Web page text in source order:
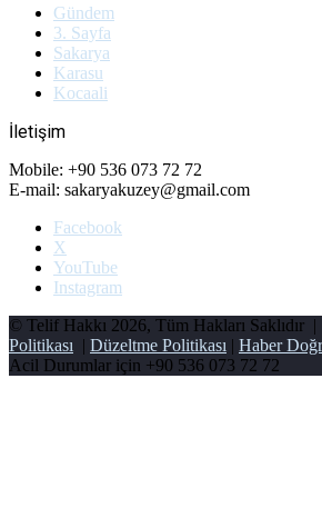
Gündem
3. Sayfa
Sakarya
Karasu
Kocaali
İletişim
Mobile: +90 536 073 72 72
E-mail: sakaryakuzey@gmail.com
Facebook
X
YouTube
Instagram
© Telif Hakkı 2026, Tüm Hakları Saklıdır |
Politikası | Düzeltme Politikası | Haber
Acil Durumlar için +90 536 073 72 72